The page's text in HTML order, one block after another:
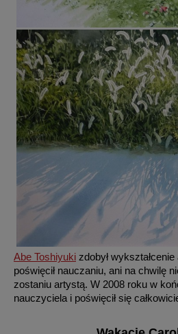
Abe Toshiyuki zdobył
poświęcił nauczaniu, ani na chwilę
zostaniu artystą. W 2008 roku w
nauczyciela i poświęcił się